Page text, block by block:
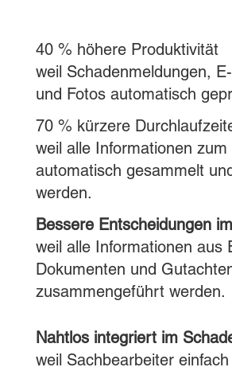
40 % höhere Produktivität
weil Schadenmeldungen,
und Fotos automatisch
70 % kürzere
weil alle Informationen zum
automatisch gesammelt
werden.
Bessere Entscheidungen
weil alle Informationen aus
Dokumenten und
zusammengeführt werden.
Nahtlos integriert im
weil Sachbearbeiter